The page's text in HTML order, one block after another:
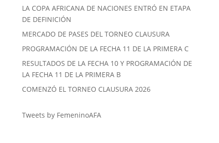
LA COPA AFRICANA DE NACIONES ENTRÓ EN ETAPA
DE DEFINICIÓN
MERCADO DE PASES DEL TORNEO CLAUSURA
PROGRAMACIÓN DE LA FECHA 11 DE LA PRIMERA C
RESULTADOS DE LA FECHA 10 Y PROGRAMACIÓN DE
LA FECHA 11 DE LA PRIMERA B
COMENZÓ EL TORNEO CLAUSURA 2026
Tweets by FemeninoAFA